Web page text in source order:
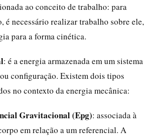
ao conceito de trabalho: para
é necessário realizar trabalho sobre ele,
para a forma cinética.
: é a energia armazenada em um sistema
configuração. Existem dois tipos
no contexto da energia mecânica:
Gravitacional (Epg): associada à
em relação a um referencial. A